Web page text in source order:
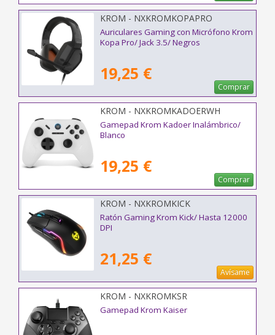
KROM - NXKROMKOPAPRO
Auriculares Gaming con Micrófono Krom
Kopa Pro/ Jack 3.5/ Negros
19,25 €
Comprar
KROM - NXKROMKADOERWH
Gamepad Krom Kadoer Inalámbrico/
Blanco
19,25 €
Comprar
KROM - NXKROMKICK
Ratón Gaming Krom Kick/ Hasta 12000
DPI
21,25 €
Avísame
KROM - NXKROMKSR
Gamepad Krom Kaiser